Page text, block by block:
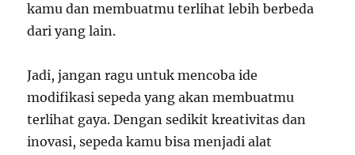
kamu dan membuatmu terlihat lebih berbeda
dari yang lain.
Jadi, jangan ragu untuk mencoba ide
modifikasi sepeda yang akan membuatmu
terlihat gaya. Dengan sedikit kreativitas dan
inovasi, sepeda kamu bisa menjadi alat